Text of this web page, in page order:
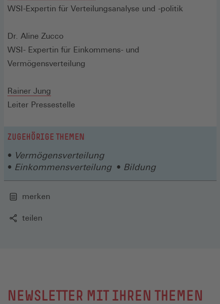
WSI-Expertin für Verteilungsanalyse und -politik
Dr. Aline Zucco
WSI- Expertin für Einkommens- und
Vermögensverteilung
Rainer Jung
Leiter Pressestelle
ZUGEHÖRIGE THEMEN
Vermögensverteilung
Einkommensverteilung
Bildung
merken
teilen
NEWSLETTER MIT IHREN THEMEN